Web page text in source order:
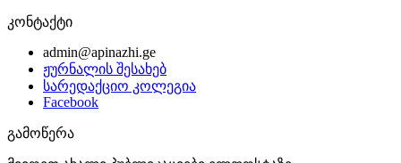
კონტაქტი
admin@apinazhi.ge
ჟურნალის შესახებ
სარედაქციო კოლეგია
Facebook
გამოწერა